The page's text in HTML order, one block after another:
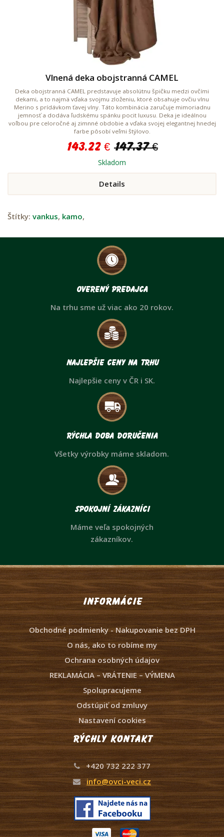
Vlnená deka obojstranná CAMEL
Deka obojstranná CAMEL predstavuje absolútnu špičku medzi ovčími
dekami, a to najmä vďaka svojmu zloženiu, ktoré obsahuje ovčiu vlnu
Merino s prídávkom ťavej vlny. Táto kombinácia zaručuje mimoriadnu
jemnosť a dodáva ľudskému spánku pocit luxusu. Deka je ideálnou
voľbou pre celoročné aj zimnné obdobie a vďaka svojej elegantnej hnedej
farbe pôsobí veľmi štýlovo.
143.22 € 147.37 €
Skladom
Details
Štítky: vankus, kamo,
Overený predajca
Na trhu sme už viac ako 20 rokov.
Najlepšie ceny na trhu
Najlepšie ceny v ČR i SK.
Rýchla doba doručenia
Všetky výrobky máme skladom.
Spokojní zákazníci
Máme veľa spokojných
zákazníkov.
Informácie
Obchodné podmienky - Nakupovanie bez DPH
O nás, ako to robíme my
Ochrana osobných údajov
REKLAMÁCIA – VRÁTENIE – VÝMENA
Spolupracujeme
Odstúpiť od zmluvy
Nastavení cookies
Rýchly kontakt
+420 732 222 377
info@ovci-veci.cz